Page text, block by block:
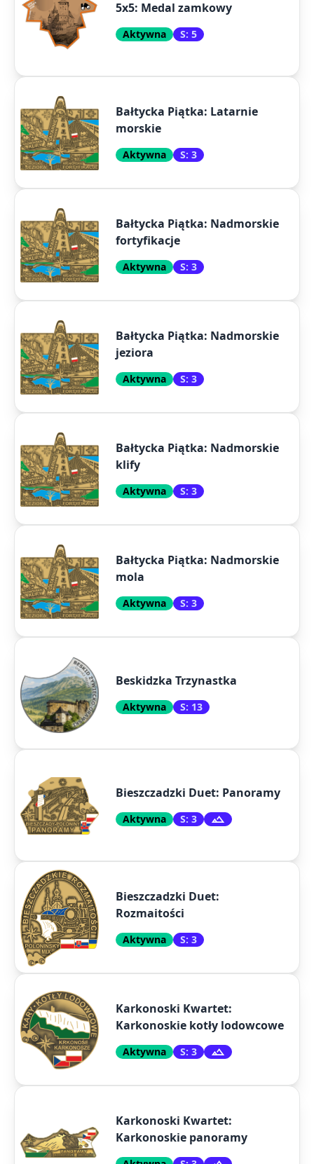
5x5: Medal zamkowy
Aktywna S: 5
Bałtycka Piątka: Latarnie
morskie
Aktywna S: 3
Bałtycka Piątka: Nadmorskie
fortyfikacje
Aktywna S: 3
Bałtycka Piątka: Nadmorskie
jeziora
Aktywna S: 3
Bałtycka Piątka: Nadmorskie
klify
Aktywna S: 3
Bałtycka Piątka: Nadmorskie
mola
Aktywna S: 3
Beskidzka Trzynastka
Aktywna S: 13
Bieszczadzki Duet: Panoramy
Aktywna S: 3
Bieszczadzki Duet:
Rozmaitości
Aktywna S: 3
Karkonoski Kwartet:
Karkonoskie kotły lodowcowe
Aktywna S: 3
Karkonoski Kwartet:
Karkonoskie panoramy